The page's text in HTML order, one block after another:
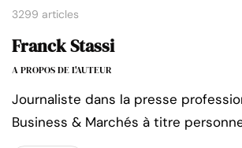
3299 articles
Franck Stassi
A PROPOS DE L'AUTEUR
Journaliste dans la presse
Business & Marchés à titre